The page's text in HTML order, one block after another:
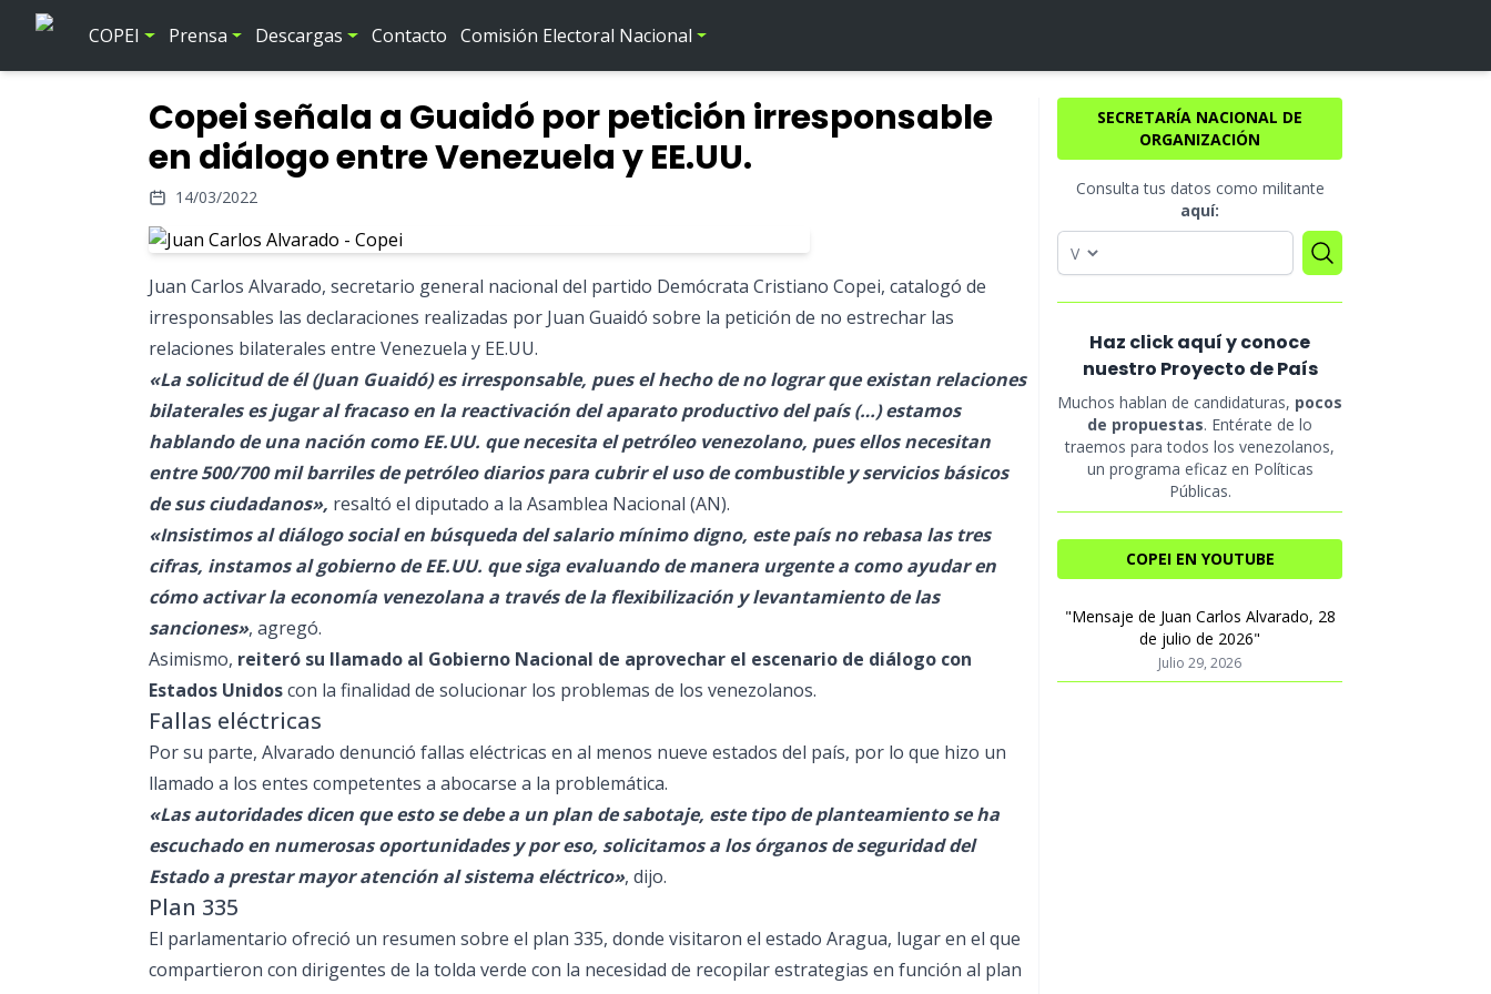
COPEI Prensa Descargas Contacto Comisión Electoral Nacional
Copei señala a Guaidó por petición irresponsable
en diálogo entre Venezuela y EE.UU.
14/03/2022
Juan Carlos Alvarado, secretario general nacional del partido Demócrata Cristiano Copei, catalogó de
irresponsables las declaraciones realizadas por Juan Guaidó sobre la petición de no estrechar las
relaciones bilaterales entre Venezuela y EE.UU.
«La solicitud de él (Juan Guaidó) es irresponsable, pues el hecho de no lograr que existan relaciones
bilaterales es jugar al fracaso en la reactivación del aparato productivo del país (…) estamos
hablando de una nación como EE.UU. que necesita el petróleo venezolano, pues ellos necesitan
entre 500/700 mil barriles de petróleo diarios para cubrir el uso de combustible y servicios básicos
de sus ciudadanos», resaltó el diputado a la Asamblea Nacional (AN).
«Insistimos al diálogo social en búsqueda del salario mínimo digno, este país no rebasa las tres
cifras, instamos al gobierno de EE.UU. que siga evaluando de manera urgente a como ayudar en
cómo activar la economía venezolana a través de la flexibilización y levantamiento de las
sanciones», agregó.
Asimismo, reiteró su llamado al Gobierno Nacional de aprovechar el escenario de diálogo con
Estados Unidoscon la finalidad de solucionar los problemas de los venezolanos.
Fallas eléctricas
Por su parte, Alvarado denunció fallas eléctricas en al menos nueve estados del país, por lo que hizo un
llamado a los entes competentes a abocarse a la problemática.
«Las autoridades dicen que esto se debe a un plan de sabotaje, este tipo de planteamiento se ha
escuchado en numerosas oportunidades y por eso, solicitamos a los órganos de seguridad del
Estado a prestar mayor atención al sistema eléctrico», dijo.
Plan 335
El parlamentario ofreció un resumen sobre el plan 335, donde visitaron el estado Aragua, lugar en el que
compartieron con dirigentes de la tolda verde con la necesidad de recopilar estrategias en función al plan
SECRETARÍA NACIONAL DE
ORGANIZACIÓN
Consulta tus datos como militante
aquí:
Haz click aquí y conoce
nuestro Proyecto de País
Muchos hablan de candidaturas, pocos
de propuestas. Entérate de lo
traemos para todos los venezolanos,
un programa eficaz en Políticas
Públicas.
COPEI EN YOUTUBE
"Mensaje de Juan Carlos Alvarado, 28
de julio de 2026"
Julio 29, 2026